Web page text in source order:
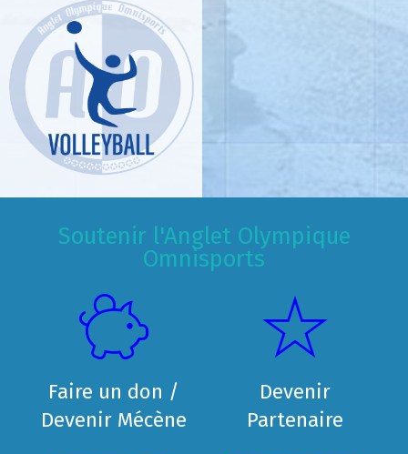
Soutenir l'Anglet Olympique
Omnisports
Faire un don /
Devenir Mécène
Devenir
Partenaire